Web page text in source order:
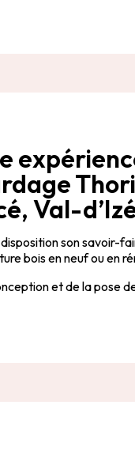
Val-
son savoir-
bois en neuf ou en
et de la pose